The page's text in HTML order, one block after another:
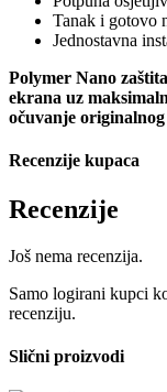
Tanak i gotovo
Jednostavna
Polymer Nano
ekrana uz
očuvanje originalnog
Recenzije kupaca
Recenzije
Još nema recenzija.
Samo logirani kupci
recenziju.
Slični proizvodi